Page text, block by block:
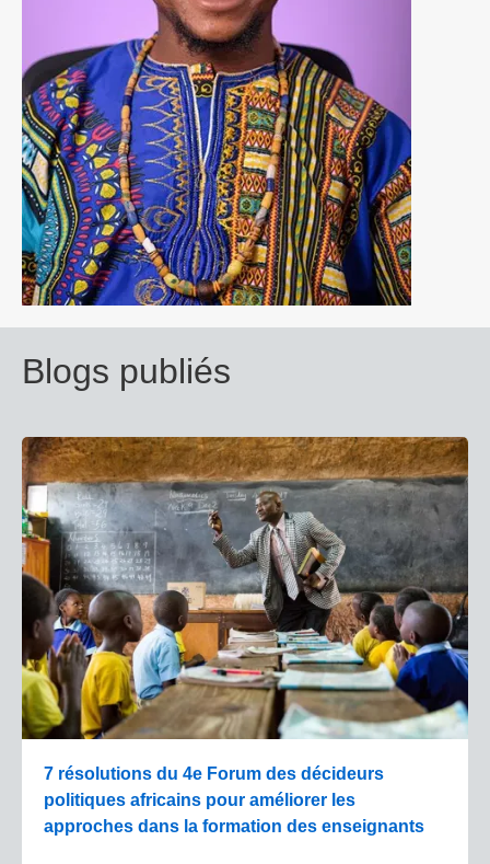
Blogs publiés
7 résolutions du 4e Forum des décideurs
politiques africains pour améliorer les
approches dans la formation des enseignants